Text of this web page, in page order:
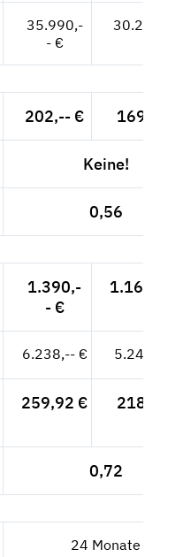
35.990,-
- €
30.244,--
202,-- € 169,75 €
Keine!
0,56
1.390,-
- €
1.168,07
6.238,-- € 5.242,02
259,92 € 218,42 €
0,72
24 Monate